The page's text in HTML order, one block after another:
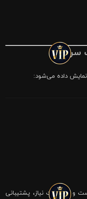
سریع
داده می‌شود:
و در صورت نیاز، پشتیبانی